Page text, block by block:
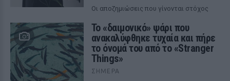
Οι αποζημιώσεις που γίνονται στόχος
Το «δαιμονικό» ψάρι που
ανακαλύφθηκε τυχαία και πήρε
το όνομά του από το «Stranger
Things»
ΣΉΜΕΡΑ